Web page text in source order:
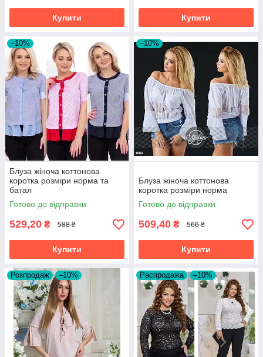
Купити Купити
–10%
Блуза жіноча коттонова
коротка розміри норма та
батал
Готово до відправки
529,20 ₴ 588 ₴
Купити
–10%
Блуза жіноча коттонова
коротка розміри норма
Готово до відправки
509,40 ₴ 566 ₴
Купити
Розпродаж –10% Распродажа –10%